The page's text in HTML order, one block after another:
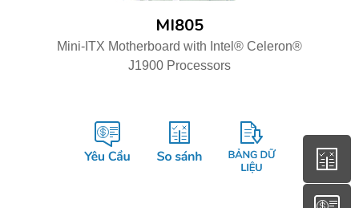
MI805
Mini-ITX Motherboard with Intel® Celeron®
J1900 Processors